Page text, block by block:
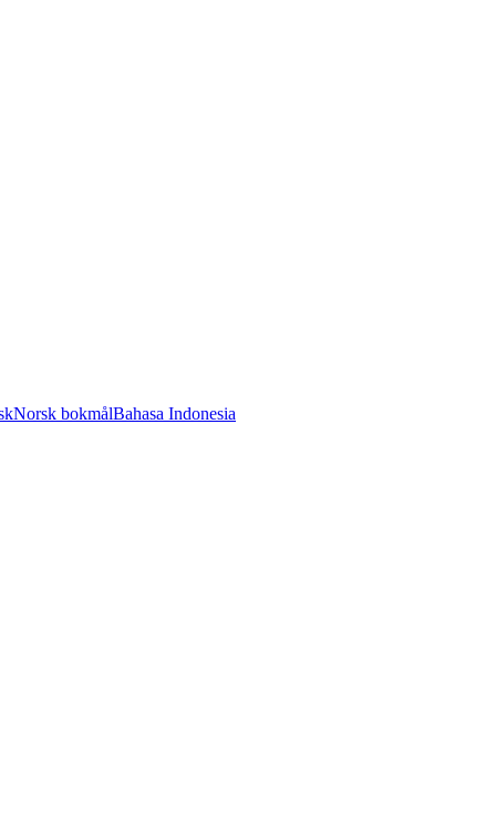
Norsk bokmålBahasa Indonesia